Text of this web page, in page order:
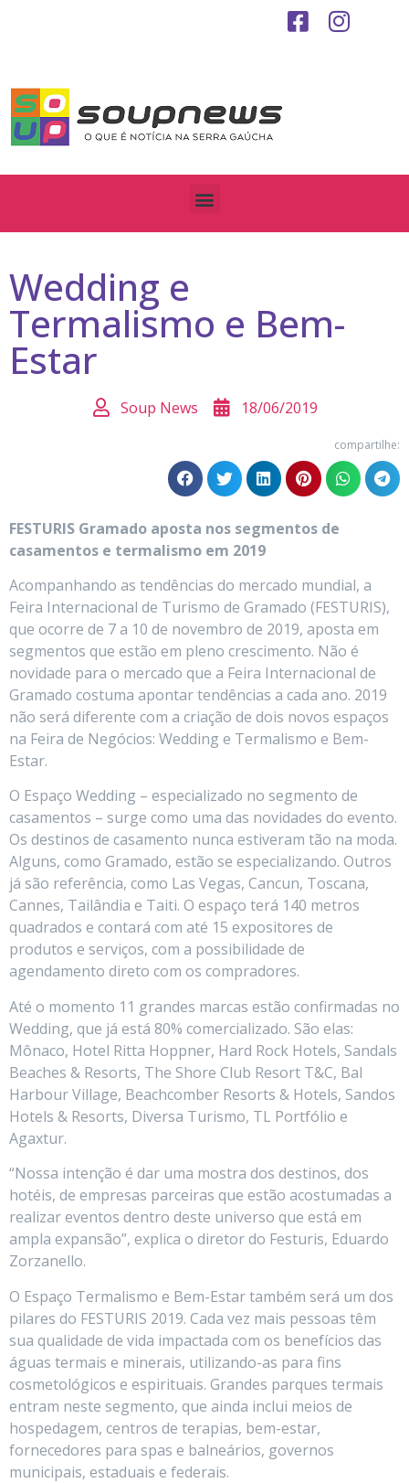
Wedding e
Termalismo e Bem-
Estar
Soup News 18/06/2019
compartilhe:
FESTURIS Gramado aposta nos segmentos de
casamentos e termalismo em 2019
Acompanhando as tendências do mercado mundial, a
Feira Internacional de Turismo de Gramado (FESTURIS),
que ocorre de 7 a 10 de novembro de 2019, aposta em
segmentos que estão em pleno crescimento. Não é
novidade para o mercado que a Feira Internacional de
Gramado costuma apontar tendências a cada ano. 2019
não será diferente com a criação de dois novos espaços
na Feira de Negócios: Wedding e Termalismo e Bem-
Estar.
O Espaço Wedding – especializado no segmento de
casamentos – surge como uma das novidades do evento.
Os destinos de casamento nunca estiveram tão na moda.
Alguns, como Gramado, estão se especializando. Outros
já são referência, como Las Vegas, Cancun, Toscana,
Cannes, Tailândia e Taiti. O espaço terá 140 metros
quadrados e contará com até 15 expositores de
produtos e serviços, com a possibilidade de
agendamento direto com os compradores.
Até o momento 11 grandes marcas estão confirmadas no
Wedding, que já está 80% comercializado. São elas:
Mônaco, Hotel Ritta Hoppner, Hard Rock Hotels, Sandals
Beaches & Resorts, The Shore Club Resort T&C, Bal
Harbour Village, Beachcomber Resorts & Hotels, Sandos
Hotels & Resorts, Diversa Turismo, TL Portfólio e
Agaxtur.
“Nossa intenção é dar uma mostra dos destinos, dos
hotéis, de empresas parceiras que estão acostumadas a
realizar eventos dentro deste universo que está em
ampla expansão”, explica o diretor do Festuris, Eduardo
Zorzanello.
O Espaço Termalismo e Bem-Estar também será um dos
pilares do FESTURIS 2019. Cada vez mais pessoas têm
sua qualidade de vida impactada com os benefícios das
águas termais e minerais, utilizando-as para fins
cosmetológicos e espirituais. Grandes parques termais
entram neste segmento, que ainda inclui meios de
hospedagem, centros de terapias, bem-estar,
fornecedores para spas e balneários, governos
municipais, estaduais e federais.